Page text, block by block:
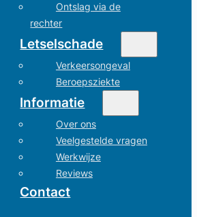
Ontslag via de
rechter
Letselschade
Verkeersongeval
Beroepsziekte
Informatie
Over ons
Veelgestelde vragen
Werkwijze
Reviews
Contact